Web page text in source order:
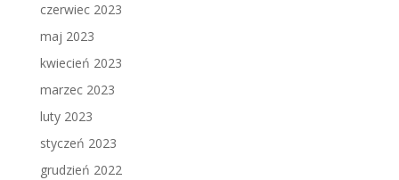
czerwiec 2023
maj 2023
kwiecień 2023
marzec 2023
luty 2023
styczeń 2023
grudzień 2022